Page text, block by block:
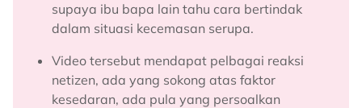
supaya ibu bapa lain tahu cara bertindak
dalam situasi kecemasan serupa.
Video tersebut mendapat pelbagai reaksi
netizen, ada yang sokong atas faktor
kesedaran, ada pula yang persoalkan